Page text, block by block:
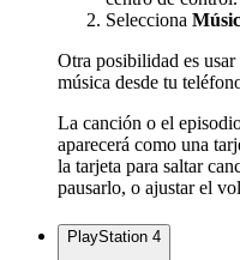
Selecciona
Otra posibilidad es usar
música desde tu
La canción o el
aparecerá como una
la tarjeta para saltar
pausarlo, o ajustar el
PlayStation 4